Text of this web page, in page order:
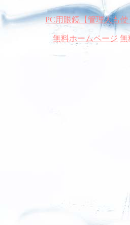
PC用眼鏡【管理人も
無料ホームページ 無